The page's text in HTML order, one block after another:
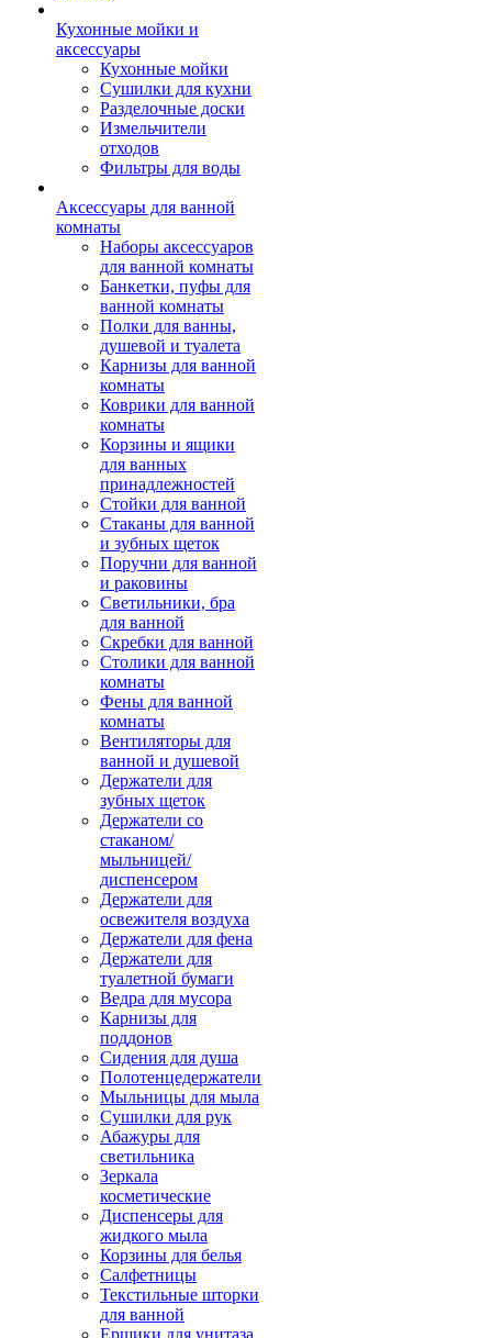
Кухонные мойки и
аксессуары
Кухонные мойки
Сушилки для кухни
Разделочные доски
Измельчители
отходов
Фильтры для воды
Аксессуары для ванной
комнаты
Наборы аксессуаров
для ванной комнаты
Банкетки, пуфы для
ванной комнаты
Полки для ванны,
душевой и туалета
Карнизы для ванной
комнаты
Коврики для ванной
комнаты
Корзины и ящики
для ванных
принадлежностей
Стойки для ванной
Стаканы для ванной
и зубных щеток
Поручни для ванной
и раковины
Светильники, бра
для ванной
Скребки для ванной
Столики для ванной
комнаты
Фены для ванной
комнаты
Вентиляторы для
ванной и душевой
Держатели для
зубных щеток
Держатели со
стаканом/
мыльницей/
диспенсером
Держатели для
освежителя воздуха
Держатели для фена
Держатели для
туалетной бумаги
Ведра для мусора
Карнизы для
поддонов
Сидения для душа
Полотенцедержатели
Мыльницы для мыла
Сушилки для рук
Абажуры для
светильника
Зеркала
косметические
Диспенсеры для
жидкого мыла
Корзины для белья
Салфетницы
Текстильные шторки
для ванной
Ершики для унитаза